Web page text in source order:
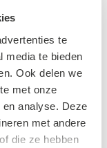
te
media te bieden
Ook delen we
met onze
analyse. Deze
met andere
die ze hebben
ingrediënten en
ze een gezondere
zijn Royal
ze gemakkelijk te
merk staat ook